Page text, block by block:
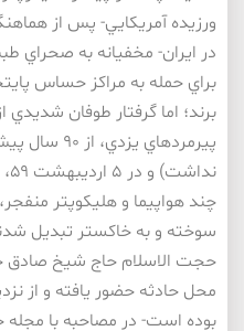
ورزيده آمريكايي- پس از
در ايران- مخفيانه به صحراي
براي حمله به مراكز حساس
برند؛ اما گرفتار طوفان
پيرمردهاي
چند هواپيما و هليكوپتر
سوخته و به خاكستر تبديل
حجت الاسلام حاج شيخ صادق
محل حادثه حضور يافته و از
بوده است- در مصاحبه با مجله